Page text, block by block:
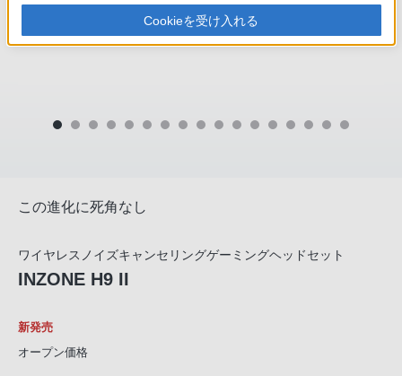
この進化に死角なし
ワイヤレスノイズキャンセリングゲーミングヘッドセット
INZONE H9 II
新発売
オープン価格
Cookieを受け入れる